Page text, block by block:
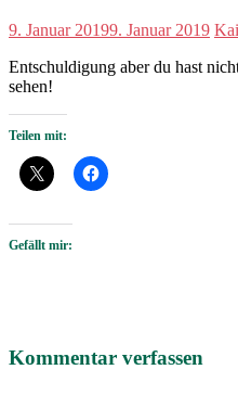
9. Januar 20199. Januar 2019
Entschuldigung aber du hast
sehen!
Teilen mit:
Gefällt mir:
Kommentar verfassen